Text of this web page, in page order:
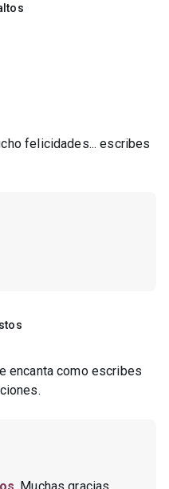
felicidades... escribes
encanta como escribes